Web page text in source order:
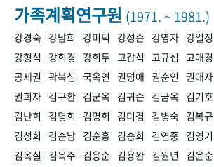
VR 역사관
가족계획연구원 (1971. ~ 1981.)
강경숙 강남희 강미덕 강성준 강영자 강일정
강형석
강희경 강희두 고갑석 고규섭 고애경
공세권 곽복심 국옥연 권명애 권순인 권애자
권희자 김구환 김군옥 김귀순 김금옥 김기호
김난희
김명희 김명희 김미겸 김병숙 김복규
김성희
김순남 김순흥 김승희 김연중 김영기
김옥실
김옥주 김용순 김용완 김원년 김윤순